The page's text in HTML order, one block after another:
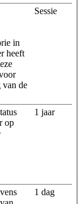
in
heeft
de
Sessie
op
1 jaar
1 dag